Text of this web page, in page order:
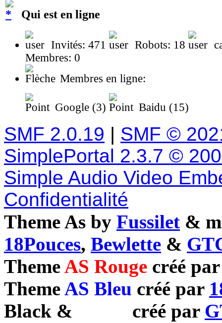
Qui est en ligne
Invités: 471 Robots: 18
Membres: 0
Membres en ligne:
Google (3) Baidu (15)
SMF 2.0.19 | SMF ©
SimplePortal 2.3.7 ©
Simple Audio Video
Confidentialité
Theme As by Fussilet &
18Pouces, Bewlette &
ThemeAS Rouge créé
ThemeAS Bleu créé par
Black & créé par